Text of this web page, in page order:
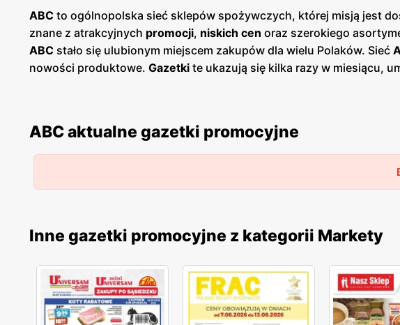
ABC to ogólnopolska sieć sklepów spożywczych, której misją jest
znane z atrakcyjnych promocji, niskich cen oraz szerokiego
ABC stało się ulubionym miejscem zakupów dla wielu Polaków. Sieć
nowości produktowe. Gazetki te ukazują się kilka razy w miesiącu,
Dostępne są one zarówno w formie papierowej w sklepach, jak i w
wysoką jakość oferowanych artykułów. W ofercie sklepów
drobne AGD. Klienci mogą liczyć na częstepromocje, programy
na transparentność cen oraz przejrzyste zasady promocji, co
Regularnegazetki promocyjne,niskie cenyoraz lokalne
ABC aktualne gazetki promocyjne
Inne gazetki promocyjne z kategorii Markety